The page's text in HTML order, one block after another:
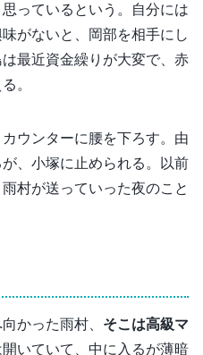
っているという。自分には
がないと、岡部を相手にし
最近資金繰りが大変で、赤
。
ウンターに腰を下ろす。由
、小塚に止められる。以前
村が送っていった夜のこと
かった雨村、 そこは高級マ
いていて、中に入るが薄暗